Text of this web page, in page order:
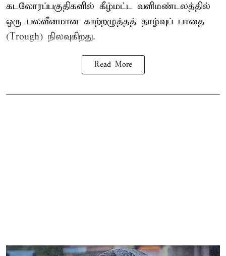
கடலோரப்பகுதிகளில் கீழ்மட்ட வளிமண்டலத்தில்
ஒரு பலவீனமான காற்றழுத்தத் தாழ்வுப் பாதை
(Trough) நிலவுகிறது.
Read More